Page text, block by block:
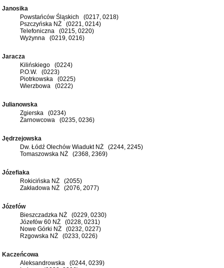
Janosika
Powstańców Śląskich (0217, 0218)
Pszczyńska NŻ (0221, 0214)
Telefoniczna (0215, 0220)
Wyżynna (0219, 0216)
Jaracza
Kilińskiego (0224)
P.O.W. (0223)
Piotrkowska (0225)
Wierzbowa (0222)
Julianowska
Zgierska (0234)
Żarnowcowa (0235, 0236)
Jędrzejowska
Dw. Łódź Olechów Wiadukt NŻ (2244, 2245)
Tomaszowska NŻ (2368, 2369)
Józefiaka
Rokicińska NŻ (2055)
Zakładowa NŻ (2076, 2077)
Józefów
Bieszczadzka NŻ (0229, 0230)
Józefów 60 NŻ (0228, 0231)
Nowe Górki NŻ (0232, 0227)
Rzgowska NŻ (0233, 0226)
Kaczeńcowa
Aleksandrowska (0244, 0239)